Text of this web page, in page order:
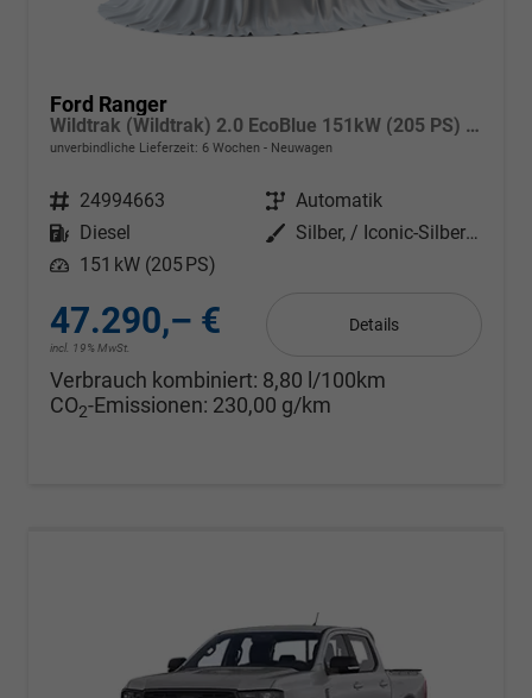
Ford Ranger
Wildtrak (Wildtrak) 2.0 EcoBlue 151kW (205 PS) 10-Stufen Automatikgetriebe 4WD
unverbindliche Lieferzeit: 6 Wochen Neuwagen
Fahrzeugnr. 24994663 Getriebe Automatik
Kraftstoff
Diesel Außenfarbe
Silber, / Iconic-Silber Metallic (000ZH0)
Leistung 151 kW (205 PS)
47.290,– €
incl. 19% MwSt.
Details
Verbrauch kombiniert: 8,80 l/100km
CO2-Emissionen: 230,00 g/km